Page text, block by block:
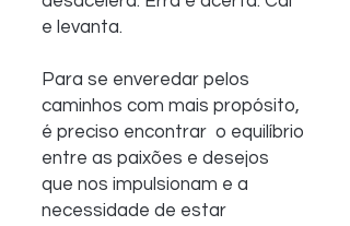
e levanta.
Para se enveredar pelos
caminhos com mais propósito,
é preciso encontrar  o equilíbrio
entre as paixões e desejos
que nos impulsionam e a
necessidade de estar